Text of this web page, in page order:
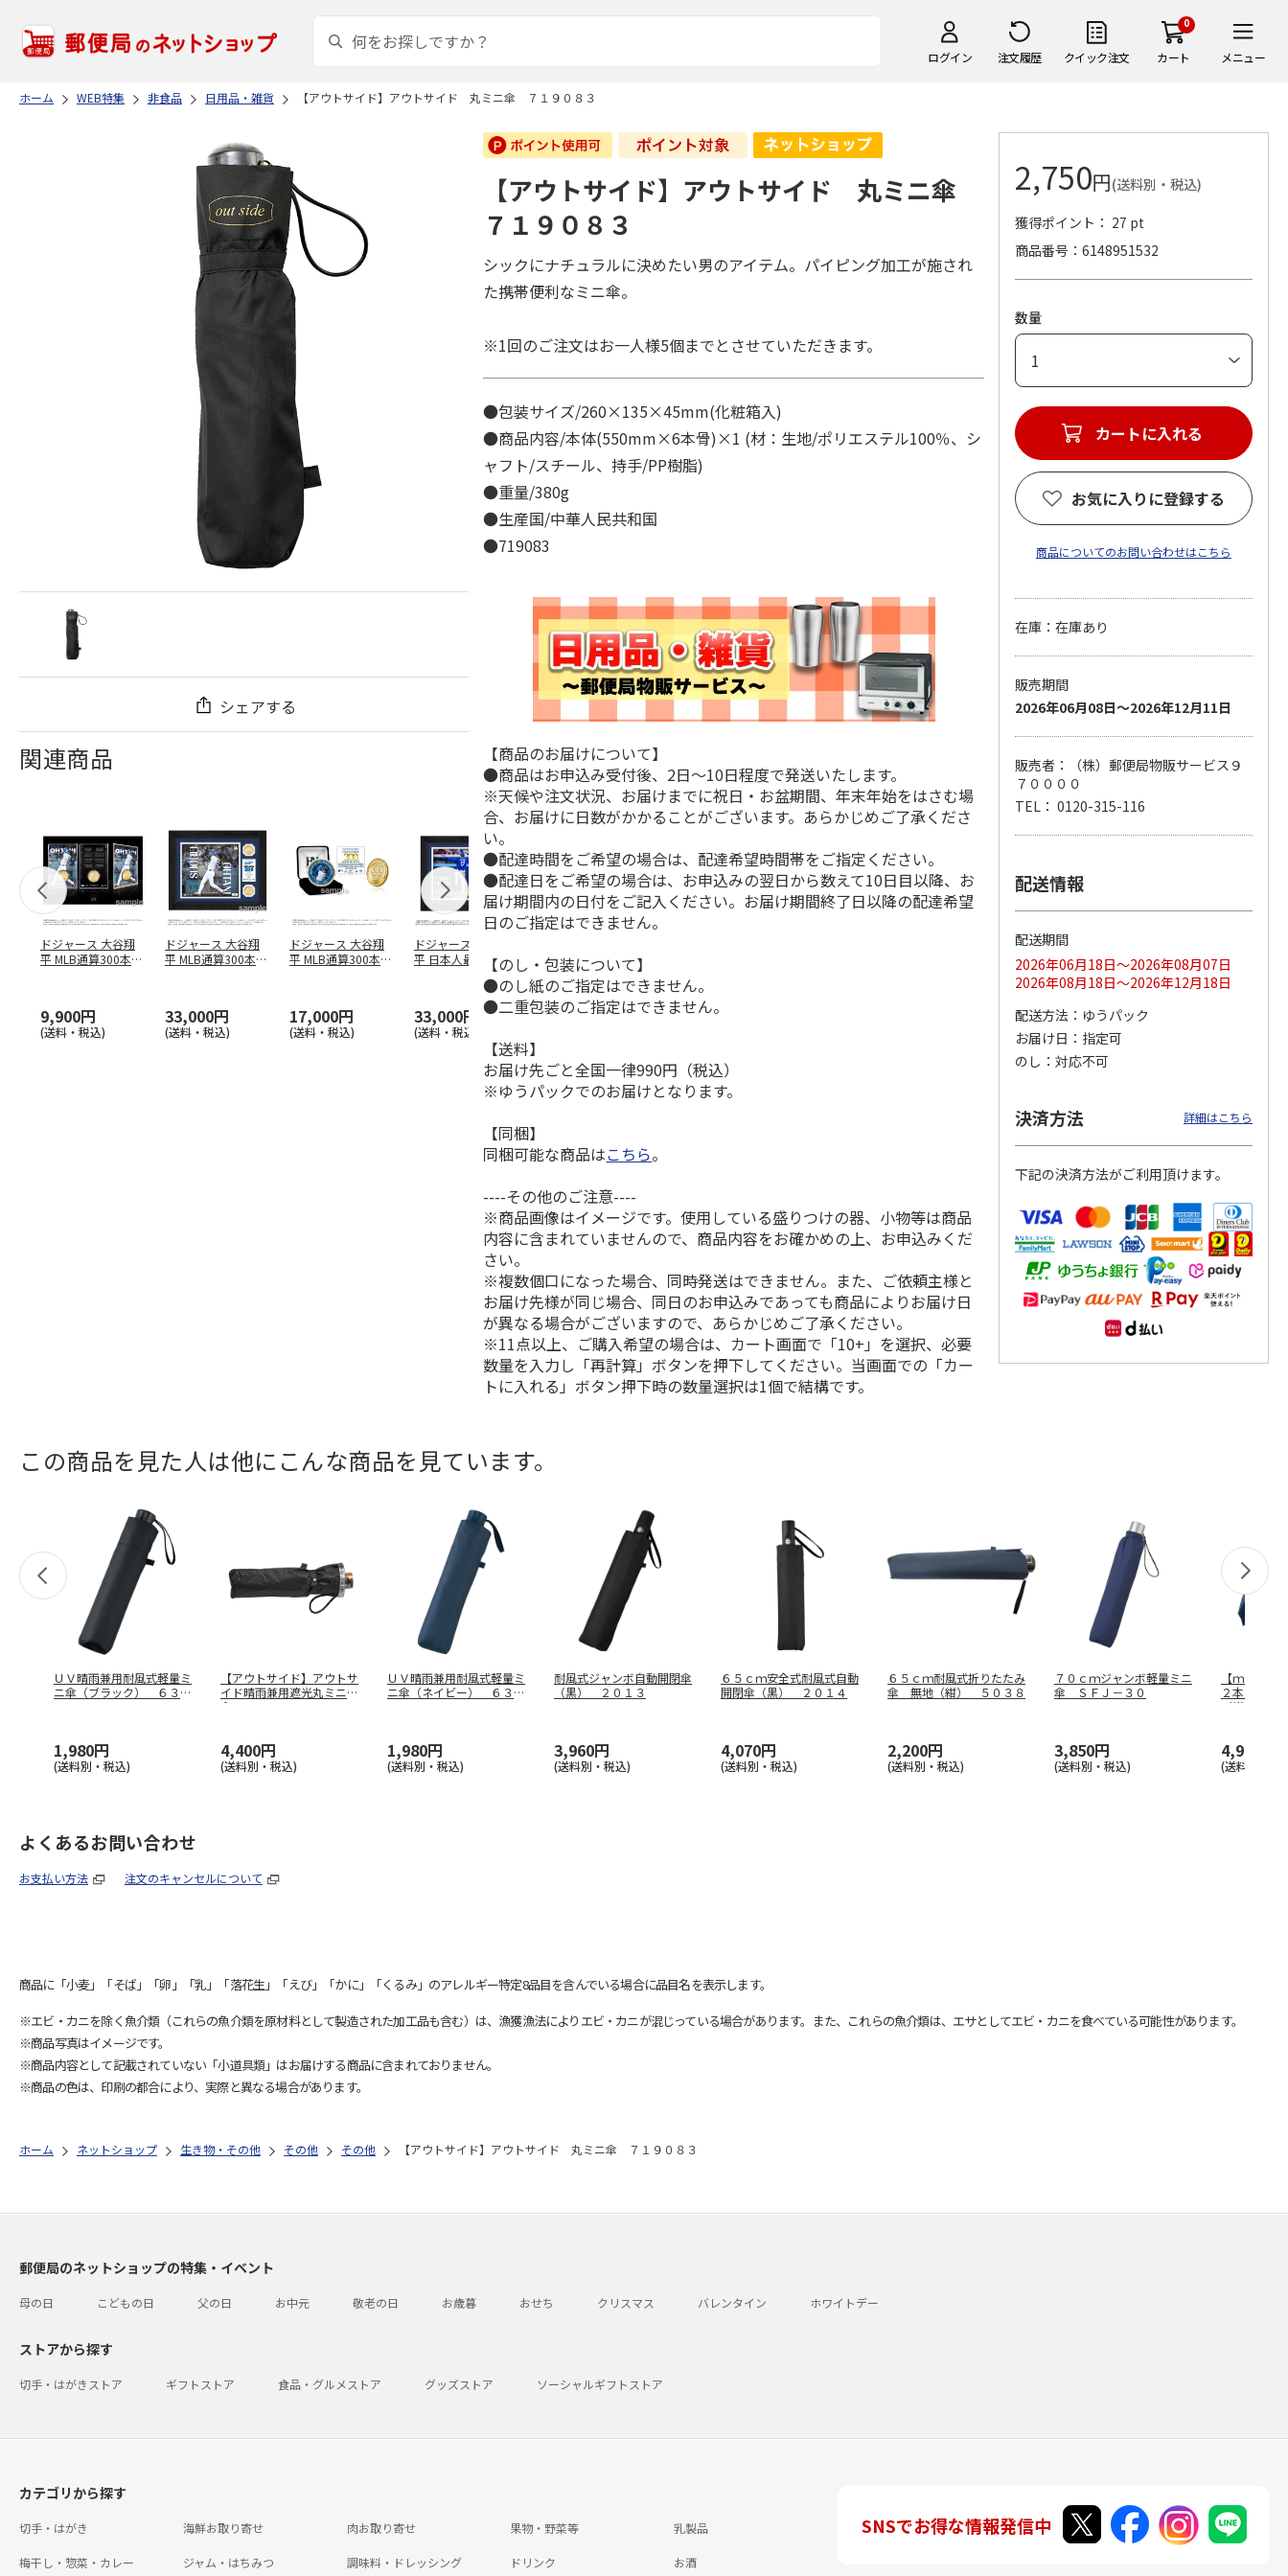
ログイン 注文履歴 クイック注文
0
カート メニュー
ホーム WEB特集 非食品 日用品・雑貨 【アウトサイド】アウトサイド 丸ミニ傘 ７１９０８３
シェアする
関連商品
ドジャース 大谷翔
平 MLB通算300本塁
9,900円
(送料・税込)
ドジャース 大谷翔
平 MLB通算300本塁
33,000円
(送料・税込)
ドジャース 大谷翔
平 MLB通算300本塁
17,000円
(送料・税込)
ドジャース 大谷翔
平 日本人最多53試
合連続出塁記念 ダ
33,000円
(送料・税込)
谷翔平 2026 NL 3・
4月投手…
33,000円
イ…
9,900円
ドジャース 大谷翔
平 日本人最多53試
合連続出塁記念 シ
ル…
17,000円
(送料・税込)
谷翔平 2026 NL 3・
4月投手…
【アウトサイド】アウトサイド 丸ミニ傘
７１９０８３
シックにナチュラルに決めたい男のアイテム。パイピング加工が施され
た携帯便利なミニ傘。
※1回のご注文はお一人様5個までとさせていただきます。
●包装サイズ/260×135×45mm(化粧箱入)
●商品内容/本体(550mm×6本骨)×1 (材：生地/ポリエステル100％、シ
ャフト/スチール、持手/PP樹脂)
●重量/380g
●生産国/中華人民共和国
●719083
【商品のお届けについて】
●商品はお申込み受付後、2日～10日程度で発送いたします。
※天候や注文状況、お届けまでに祝日・お盆期間、年末年始をはさむ場
合、お届けに日数がかかることがございます。あらかじめご了承くださ
い。
●配達時間をご希望の場合は、配達希望時間帯をご指定ください。
●配達日をご希望の場合は、お申込みの翌日から数えて10日目以降、お
届け期間内の日付をご記入ください。お届け期間終了日以降の配達希望
日のご指定はできません。
【のし・包装について】
●のし紙のご指定はできません。
●二重包装のご指定はできません。
【送料】
お届け先ごと全国一律990円（税込）
※ゆうパックでのお届けとなります。
【同梱】
同梱可能な商品はこちら。
----その他のご注意----
※商品画像はイメージです。使用している盛りつけの器、小物等は商品
内容に含まれていませんので、商品内容をお確かめの上、お申込みくだ
さい。
※複数個口になった場合、同時発送はできません。また、ご依頼主様と
お届け先様が同じ場合、同日のお申込みであっても商品によりお届け日
が異なる場合がございますので、あらかじめご了承ください。
※11点以上、ご購入希望の場合は、カート画面で「10+」を選択、必要
数量を入力し「再計算」ボタンを押下してください。当画面での「カー
トに入れる」ボタン押下時の数量選択は1個で結構です。
2,750円(送料別・税込)
獲得ポイント： 27 pt
商品番号
6148951532
数量
カートに入れる
お気に入りに登録する
商品についてのお問い合わせはこちら
在庫：在庫あり
販売期間
2026年06月08日～2026年12月11日
販売者：（株）郵便局物販サービス９
７００００
TEL： 0120-315-116
配送情報
配送期間
2026年06月18日～2026年08月07日
2026年08月18日～2026年12月18日
配送方法
ゆうパック
お届け日
指定可
のし
対応不可
決済方法 詳細はこちら
下記の決済方法がご利用頂けます。
この商品を見た人は他にこんな商品を見ています。
ＵＶ晴雨兼用耐風式軽量ミ
ニ傘（ブラック） ６３３
1,980円
(送料別・税込)
【アウトサイド】アウトサ
イド晴雨兼用遮光丸ミニ
傘 ７１９０
4,400円
(送料別・税込)
ＵＶ晴雨兼用耐風式軽量ミ
ニ傘（ネイビー） ６３３
1,980円
(送料別・税込)
耐風式ジャンボ自動開閉傘
（黒） ２０１３
3,960円
(送料別・税込)
６５ｃｍ安全式耐風式自動
開閉傘（黒） ２０１４
4,070円
(送料別・税込)
６５ｃｍ耐風式折りたたみ
傘 無地（紺） ５０３８
2,200円
(送料別・税込)
７０ｃｍジャンボ軽量ミニ
傘 ＳＦＪ－３０
3,850円
(送料別・税込)
【ｍａｂ
２本骨折り
（紺） Ｓ
4,950円
(送料別・税
よくあるお問い合わせ
お支払い方法 注文のキャンセルについて
商品に「小麦」「そば」「卵」「乳」「落花生」「えび」「かに」「くるみ」のアレルギー特定8品目を含んでいる場合に品目名を表示します。
※エビ・カニを除く魚介類（これらの魚介類を原材料として製造された加工品も含む）は、漁獲漁法によりエビ・カニが混じっている場合があります。また、これらの魚介類は、エサとしてエビ・カニを食べている可能性があります。
※商品写真はイメージです。
※商品内容として記載されていない「小道具類」はお届けする商品に含まれておりません。
※商品の色は、印刷の都合により、実際と異なる場合があります。
ホーム ネットショップ 生き物・その他 その他 その他 【アウトサイド】アウトサイド 丸ミニ傘 ７１９０８３
郵便局のネットショップの特集・イベント
母の日 こどもの日 父の日 お中元 敬老の日 お歳暮 おせち クリスマス バレンタイン ホワイトデー
ストアから探す
切手・はがきストア ギフトストア 食品・グルメストア グッズストア ソーシャルギフトストア
カテゴリから探す
切手・はがき 海鮮お取り寄せ 肉お取り寄せ 果物・野菜等 乳製品
梅干し・惣菜・カレー ジャム・はちみつ 調味料・ドレッシング ドリンク お酒
SNSでお得な情報発信中